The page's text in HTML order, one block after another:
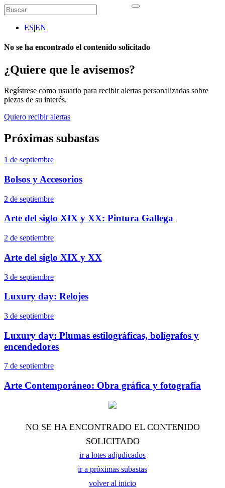
ES|EN
No se ha encontrado el contenido solicitado
¿Quiere que le avisemos?
Regístrese como usuario para recibir alertas personalizadas sobre
piezas de su interés.
Quiero recibir alertas
Próximas subastas
1 de septiembre
Bolsos y Accesorios
2 de septiembre
Arte del siglo XIX y XX: Pintura Gallega
2 de septiembre
Arte del siglo XIX y XX
3 de septiembre
Luxury day: Relojes
3 de septiembre
Luxury day: Plumas estilográficas, bolígrafos y
encendedores
7 de septiembre
Arte Contemporáneo: Obra gráfica y fotografía
NO SE HA ENCONTRADO EL CONTENIDO
SOLICITADO
ir a lotes adjudicados
ir a próximas subastas
volver al inicio